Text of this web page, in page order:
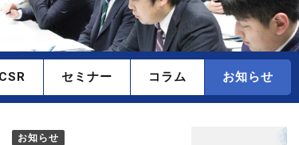
セミナー コラム お知らせ
お知らせ